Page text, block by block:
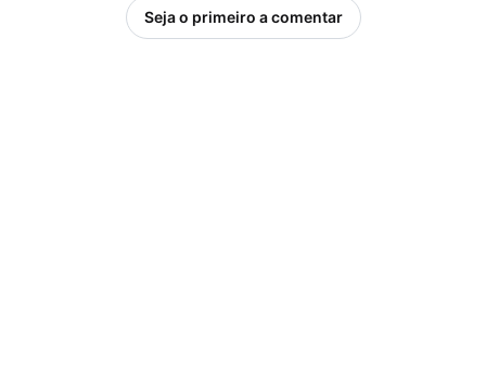
Seja o primeiro a comentar